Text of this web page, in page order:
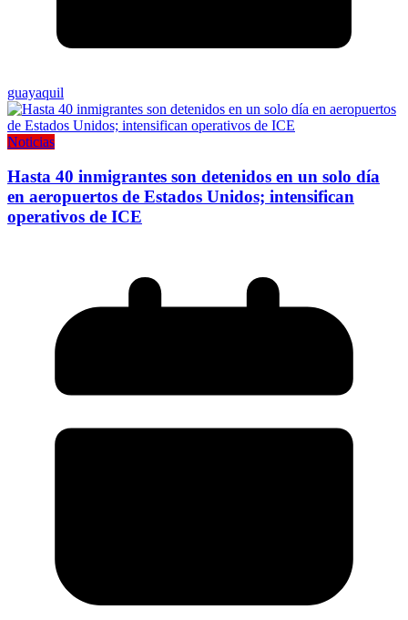
guayaquil
Noticias
Hasta 40 inmigrantes son detenidos en un solo día
en aeropuertos de Estados Unidos; intensifican
operativos de ICE